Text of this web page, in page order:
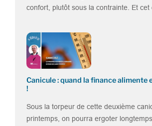
confort, plutôt sous la contrainte. Et cet
Canicule : quand la finance alimente
!
Sous la torpeur de cette deuxième
printemps, on pourra ergoter